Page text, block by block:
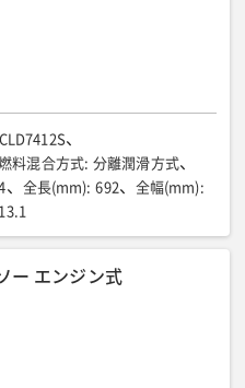
料混合方式: 分離潤滑方式
全長(mm): 692 全幅(mm):
13.1
ー エンジン式